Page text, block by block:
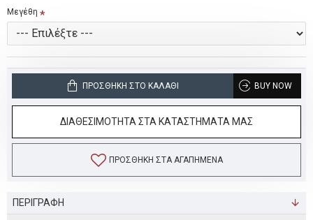
Μεγέθη
ΠΡΟΣΘΉΚΗ ΣΤΟ ΚΑΛΆΘΙ BUY NOW
ΔΙΑΘΕΣΙΜΟΤΗΤΑ ΣΤΑ ΚΑΤΑΣΤΗΜΑΤΑ ΜΑΣ
ΠΡΟΣΘΉΚΗ ΣΤΑ ΑΓΑΠΗΜΈΝΑ
ΠΕΡΙΓΡΑΦΗ